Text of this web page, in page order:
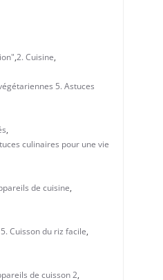
,2. Cuisine,
5. Astuces
,
culinaires pour une vie
de cuisine,
Cuisson du riz facile,
de cuisson 2,